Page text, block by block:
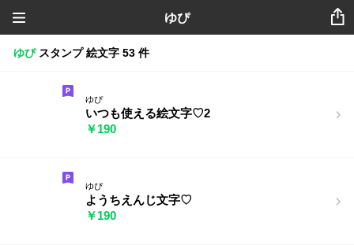
ゆぴ
ゆぴ スタンプ 絵文字 53 件
ゆぴ
いつも使える絵文字♡2
￥190
ゆぴ
ようちえんじ文字♡
￥190